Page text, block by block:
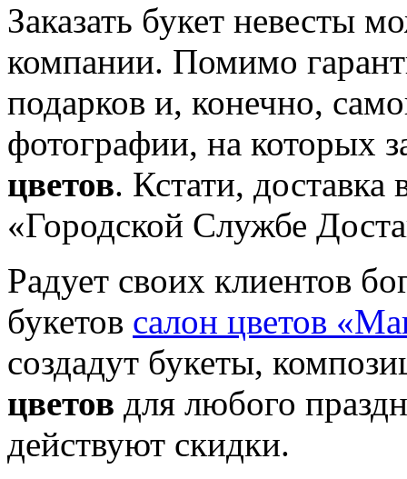
Заказать букет невесты
компании. Помимо
подарков и, конечно,
фотографии, на которых
цветов. Кстати, доставка
«Городской Службе
Радует своих клиентов
букетов салон цветов
создадут букеты,
цветов для любого
действуют скидки.